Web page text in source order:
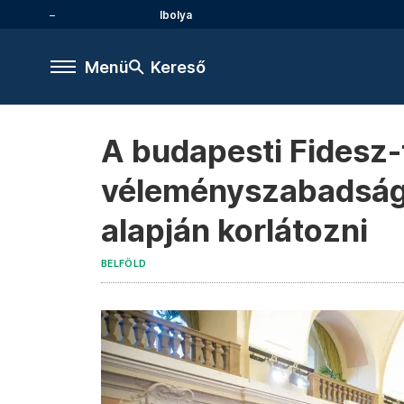
Ibolya
Menü Kereső
A budapesti
alapján korlátozni
BELFÖLD